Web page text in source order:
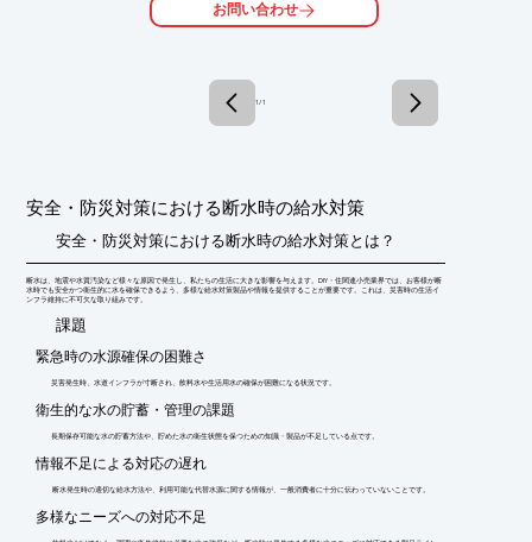
毛の絡まりを防いで吸引効率を高めています。
■ZeroTangle絡まり防止テクノロジー
お問い合わせ
1 / 1
安全・防災対策における断水時の給水対策
安全・防災対策における断水時の給水対策とは？
断水は、地震や水質汚染など様々な原因で発生し、私たちの生活に大きな影響を与えます。DIY・住関連小売業界では、お客様が断
水時でも安全かつ衛生的に水を確保できるよう、多様な給水対策製品や情報を提供することが重要です。これは、災害時の生活イ
ンフラ維持に不可欠な取り組みです。
​課題
緊急時の水源確保の困難さ
災害発生時、水道インフラが寸断され、飲料水や生活用水の確保が困難になる状況です。
衛生的な水の貯蓄・管理の課題
長期保存可能な水の貯蓄方法や、貯めた水の衛生状態を保つための知識・製品が不足している点です。
情報不足による対応の遅れ
断水発生時の適切な給水方法や、利用可能な代替水源に関する情報が、一般消費者に十分に伝わっていないことです。
多様なニーズへの対応不足